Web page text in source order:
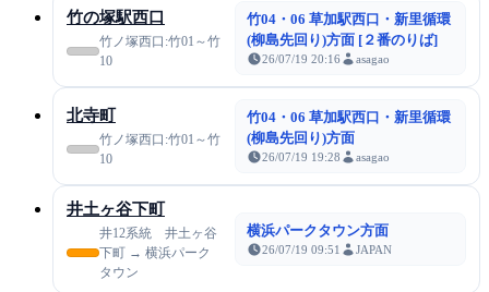
竹の塚駅西口
竹ノ塚西口:竹01～竹
10
竹04・06 草加駅西口・新里循環
(柳島先回り)方面 [２番のりば]
26/07/19 20:16 asagao
北寺町
竹ノ塚西口:竹01～竹
10
竹04・06 草加駅西口・新里循環
(柳島先回り)方面
26/07/19 19:28 asagao
井土ヶ谷下町
井12系統 井土ヶ谷
下町 → 横浜パーク
タウン
横浜パークタウン方面
26/07/19 09:51 JAPAN